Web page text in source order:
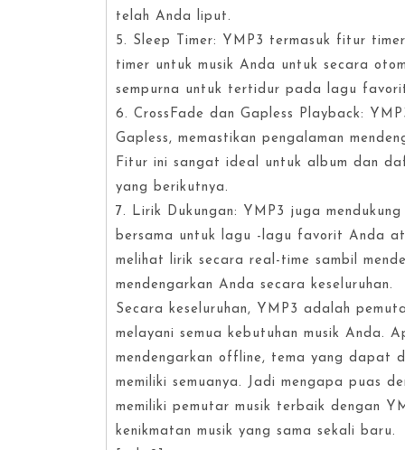
telah Anda liput.
5. Sleep Timer: YMP3 termasuk fitur
timer untuk musik Anda untuk secara
sempurna untuk tertidur pada lagu
6. CrossFade dan Gapless Playback:
Gapless, memastikan pengalaman
Fitur ini sangat ideal untuk album dan
yang berikutnya.
7. Lirik Dukungan: YMP3 juga
bersama untuk lagu -lagu favorit Anda
melihat lirik secara real-time sambil
mendengarkan Anda secara keseluruhan.
Secara keseluruhan, YMP3 adalah
melayani semua kebutuhan musik Anda.
mendengarkan offline, tema yang dapat
memiliki semuanya. Jadi mengapa puas
memiliki pemutar musik terbaik dengan
kenikmatan musik yang sama sekali baru.